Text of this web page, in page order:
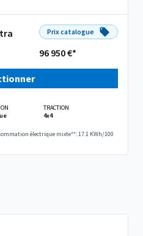
Prix catalogue
96 950 €*
TRACTION
4x4
électrique mixte**: 17.1 KWh/100